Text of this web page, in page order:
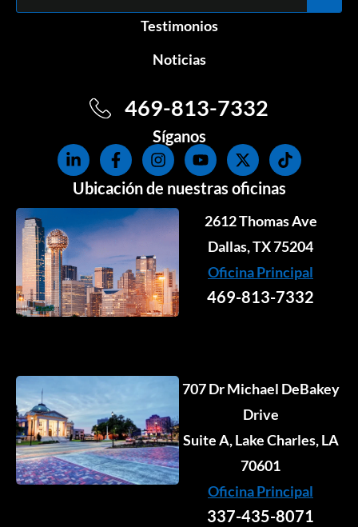
Testimonios
Noticias
469-813-7332
Síganos
L
i
n
k
d
i
n
-
i
n
F
a
c
e
b
o
o
k
-
f
I
n
s
t
a
g
a
m
Y
o
u
t
u
b
X
-
t
w
i
t
t
r
T
i
k
t
o
k
Ubicación de nuestras oficinas
2612 Thomas Ave
Dallas, TX 75204
Oficina Principal
469-813-7332
707 Dr Michael DeBakey
Drive
Suite A, Lake Charles, LA
70601
Oficina Principal
337-435-8071